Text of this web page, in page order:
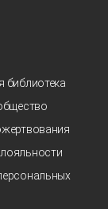
библиотека